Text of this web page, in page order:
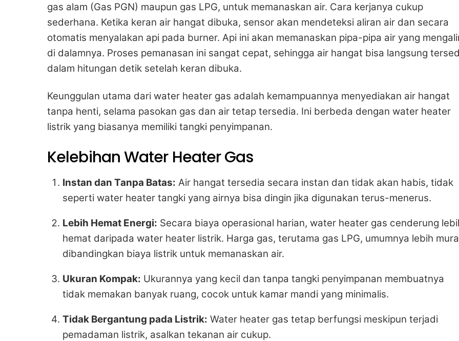
gas alam (Gas PGN) maupun gas LPG, untuk memanaskan air. Cara kerjanya cukup
sederhana. Ketika keran air hangat dibuka, sensor akan mendeteksi aliran air dan secara
otomatis menyalakan api pada burner. Api ini akan memanaskan pipa-pipa air yang
di dalamnya. Proses pemanasan ini sangat cepat, sehingga air hangat bisa langsung
dalam hitungan detik setelah keran dibuka.
Keunggulan utama dari water heater gas adalah kemampuannya menyediakan air hangat
tanpa henti, selama pasokan gas dan air tetap tersedia. Ini berbeda dengan water heater
listrik yang biasanya memiliki tangki penyimpanan.
Kelebihan Water Heater Gas
Instan dan Tanpa Batas: Air hangat tersedia secara instan dan tidak akan habis, tidak
seperti water heater tangki yang airnya bisa dingin jika digunakan terus-menerus.
Lebih Hemat Energi: Secara biaya operasional harian, water heater gas cenderung
hemat daripada water heater listrik. Harga gas, terutama gas LPG, umumnya lebih
dibandingkan biaya listrik untuk memanaskan air.
Ukuran Kompak: Ukurannya yang kecil dan tanpa tangki penyimpanan membuatnya
tidak memakan banyak ruang, cocok untuk kamar mandi yang minimalis.
Tidak Bergantung pada Listrik: Water heater gas tetap berfungsi meskipun terjadi
pemadaman listrik, asalkan tekanan air cukup.